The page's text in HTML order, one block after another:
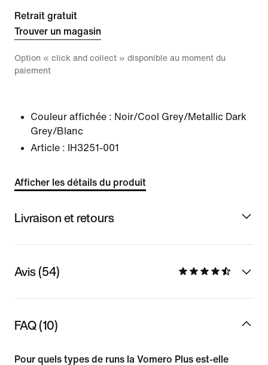
Retrait gratuit
Trouver un magasin
Option « click and collect » disponible au moment du
paiement
Couleur affichée : Noir/Cool Grey/Metallic Dark
Grey/Blanc
Article :
IH3251-001
Afficher les détails du produit
Livraison et retours
Avis (54)
FAQ (10)
Pour quels types de runs la Vomero Plus est-elle